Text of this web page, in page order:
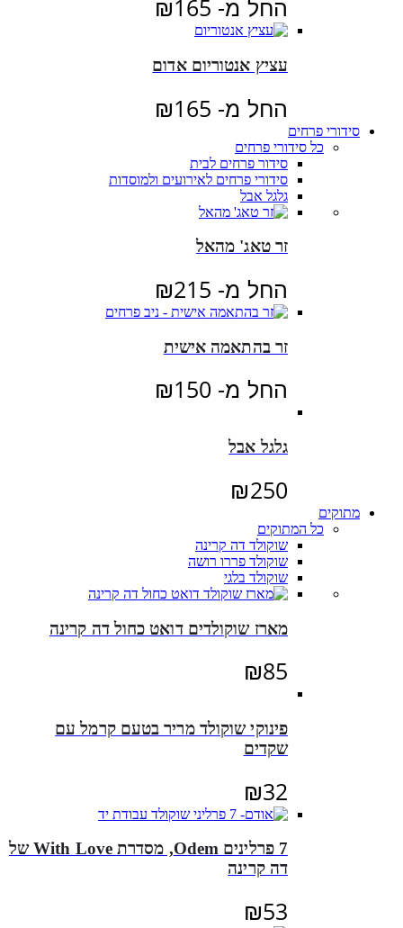
החל מ- ₪165
עציץ אנטוריום אדום
החל מ- ₪165
סידורי פרחים
כל סידורי פרחים
סידור פרחים לבית
סידורי פרחים לאירועים ולמוסדות
גלגל אבל
זר טאג' מהאל
החל מ- ₪215
זר בהתאמה אישית
החל מ- ₪150
גלגל אבל
₪250
מתוקים
כל המתוקים
שוקולד דה קרינה
שוקולד פררו רושה
שוקולד בלגי
מארז שוקולדים דואט כחול דה קרינה
₪85
פינוקי שוקולד מריר בטעם קרמל עם
שקדים
₪32
7 פרלינים Odem, מסדרת With Love של
דה קרינה
₪53